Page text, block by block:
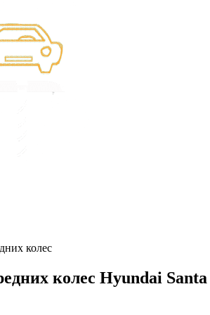
колес
колес Hyundai